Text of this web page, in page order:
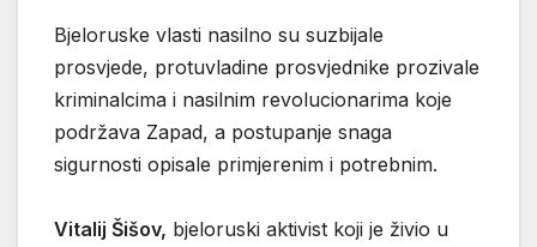
Bjeloruske vlasti nasilno su suzbijale
prosvjede, protuvladine prosvjednike prozivale
kriminalcima i nasilnim revolucionarima koje
podržava Zapad, a postupanje snaga
sigurnosti opisale primjerenim i potrebnim.
Vitalij Šišov, bjeloruski aktivist koji je živio u